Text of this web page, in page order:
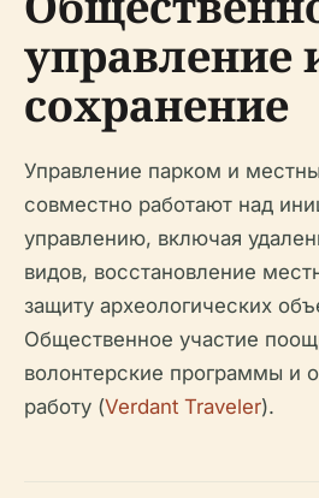
управление
сохранение
Управление парком и
совместно работают над
управлению, включая
видов, восстановление
защиту археологических
Общественное участие
волонтерские программы и
работу (Verdant Traveler).